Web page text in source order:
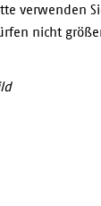
verwenden
nicht